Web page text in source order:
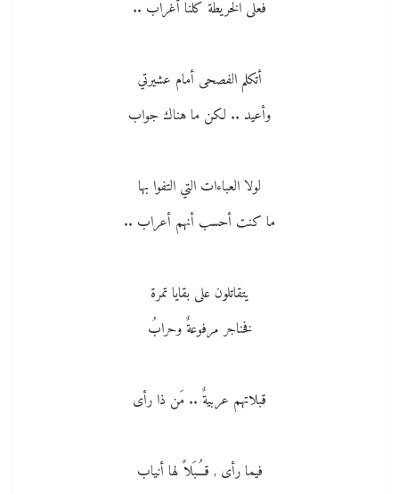
فعلى الخريطة كلنا أغراب ..
أتكلم الفصحى أمام عشيرتي
وأعيد .. لكن ما هناك جواب
لولا العباءات التي التفوا بها
ما كنت أحسب أنهم أعراب ..
يتقاتلون على بقايا تمرة
فخناجر مرفوعةٌ وحرابُ
قبلاتهم عربيةٌ .. مَن ذا رأى
فيما رأى , قــُـبَلاً لها أنياب